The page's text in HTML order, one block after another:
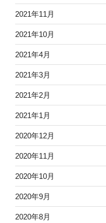
2021年11月
2021年10月
2021年4月
2021年3月
2021年2月
2021年1月
2020年12月
2020年11月
2020年10月
2020年9月
2020年8月